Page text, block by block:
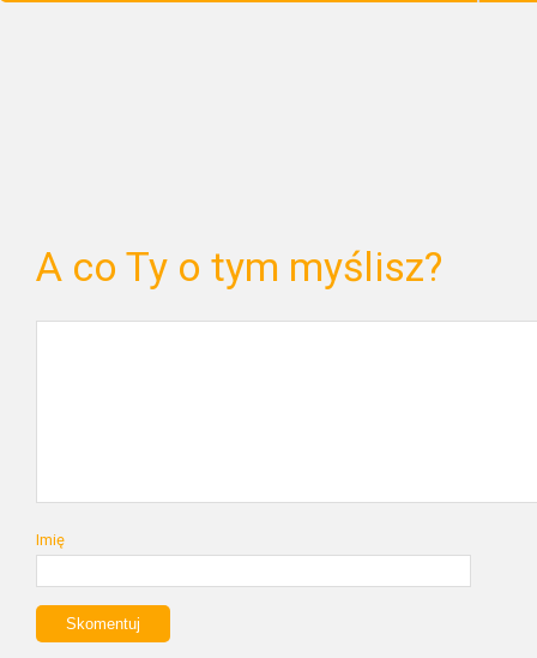
A co Ty o tym myślisz?
Imię